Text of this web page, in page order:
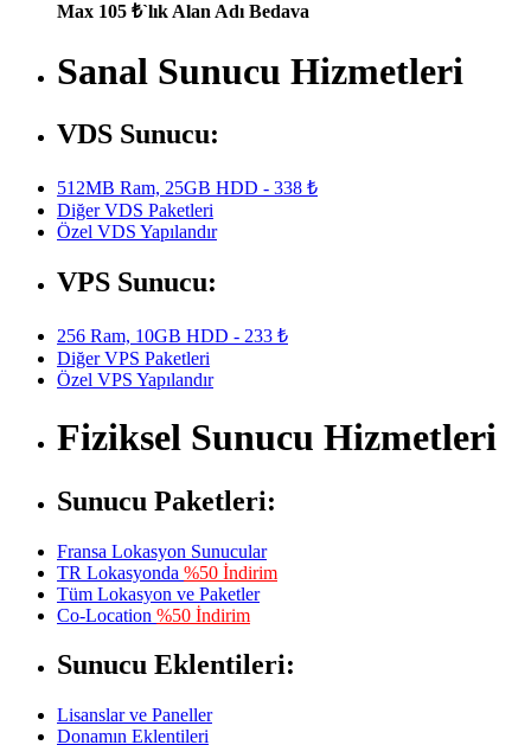
Max 105 ₺`lık Alan Adı Bedava
Sanal Sunucu Hizmetleri
VDS Sunucu:
512MB Ram, 25GB HDD - 338 ₺
Diğer VDS Paketleri
Özel VDS Yapılandır
VPS Sunucu:
256 Ram, 10GB HDD - 233 ₺
Diğer VPS Paketleri
Özel VPS Yapılandır
Fiziksel Sunucu Hizmetleri
Sunucu Paketleri:
Fransa Lokasyon Sunucular
TR Lokasyonda %50 İndirim
Tüm Lokasyon ve Paketler
Co-Location %50 İndirim
Sunucu Eklentileri:
Lisanslar ve Paneller
Donamın Eklentileri